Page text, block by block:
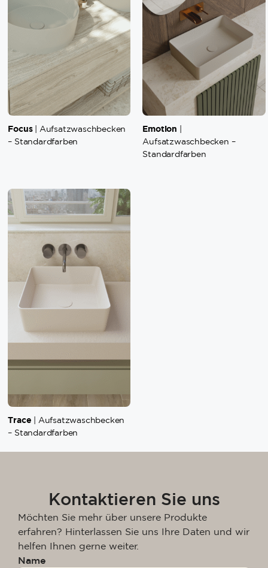
Focus| Aufsatzwaschbecken
– Standardfarben
Emotion
Aufsatzwaschbecken –
Standardfarben
Trace | Aufsatzwaschbecken
– Standardfarben
Kontaktieren Sie uns
Möchten Sie mehr über unsere Produkte
erfahren? Hinterlassen Sie uns Ihre Daten und wir
helfen Ihnen gerne weiter.
Name